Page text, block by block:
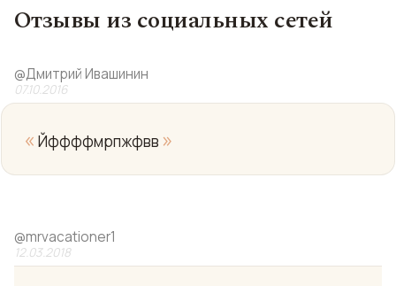
Отзывы из социальных сетей
@Дмитрий Ивашинин
07.10.2016
« Йффффмрпжфвв »
@mrvacationer1
12.03.2018